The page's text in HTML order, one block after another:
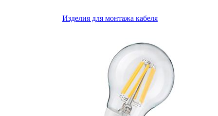
Изделия для монтажа кабеля